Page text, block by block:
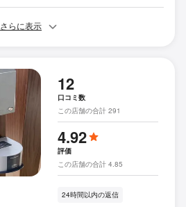
さらに表示
12
口コミ数
この店舗の合計 291
4.92
評価
この店舗の合計 4.85
24時間以内の返信